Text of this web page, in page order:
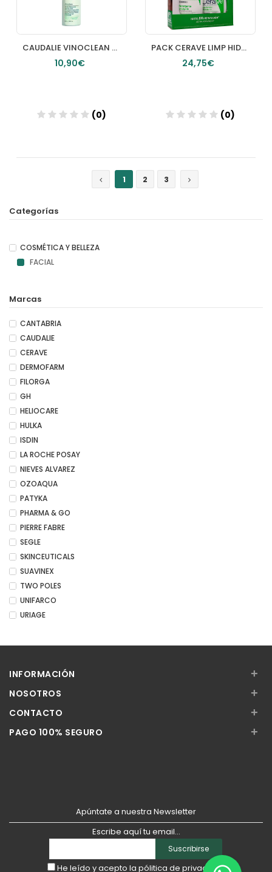
CAUDALIE VINOCLEAN ESPUMA LIMPIADORA 50 ML
10,90€
(0)
PACK CERAVE LIMP HIDRAT 473ML + REFIL
24,75€
(0)
1
2 3
Categorías
COSMÉTICA Y BELLEZA
FACIAL
Marcas
CANTABRIA
CAUDALIE
CERAVE
DERMOFARM
FILORGA
GH
HELIOCARE
HULKA
ISDIN
LA ROCHE POSAY
NIEVES ALVAREZ
OZOAQUA
PATYKA
PHARMA & GO
PIERRE FABRE
SEGLE
SKINCEUTICALS
SUAVINEX
TWO POLES
UNIFARCO
URIAGE
INFORMACIÓN +
NOSOTROS +
CONTACTO +
PAGO 100% SEGURO +
Apúntate a nuestra Newsletter
Escribe aquí tu email...
Suscribirse
He leído y acepto la pólitica de privacidad